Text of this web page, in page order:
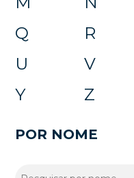
Q
R
U
V
Y
Z
POR NOME